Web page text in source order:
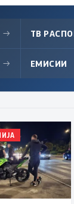
→ ТВ
→ ЕМИСИИ